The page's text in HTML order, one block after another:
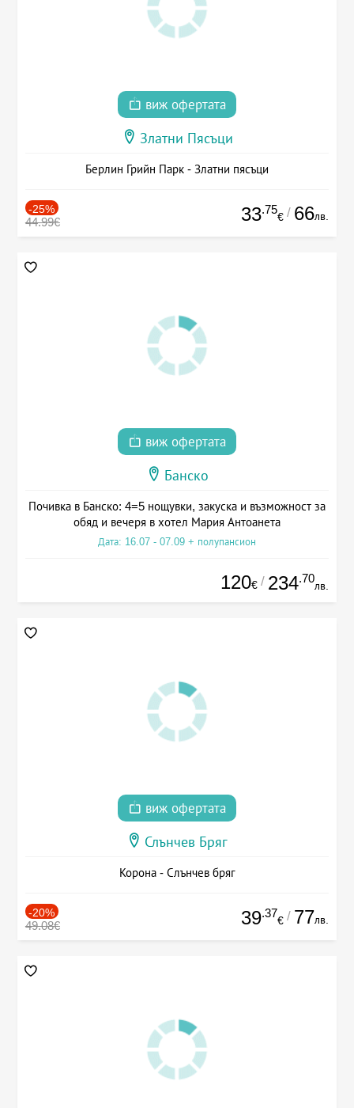
виж офертата
Златни Пясъци
Берлин Грийн Парк - Златни пясъци
-25%
44.99€ 33.75
€ / 66лв.
виж офертата
Банско
Почивка в Банско: 4=5 нощувки, закуска и възможност за
обяд и вечеря в хотел Мария Антоанета
Дата: 16.07 - 07.09 + полупансион
120€ / 234.70
лв.
виж офертата
Слънчев Бряг
Корона - Слънчев бряг
-20%
49.08€ 39.37
€ / 77лв.